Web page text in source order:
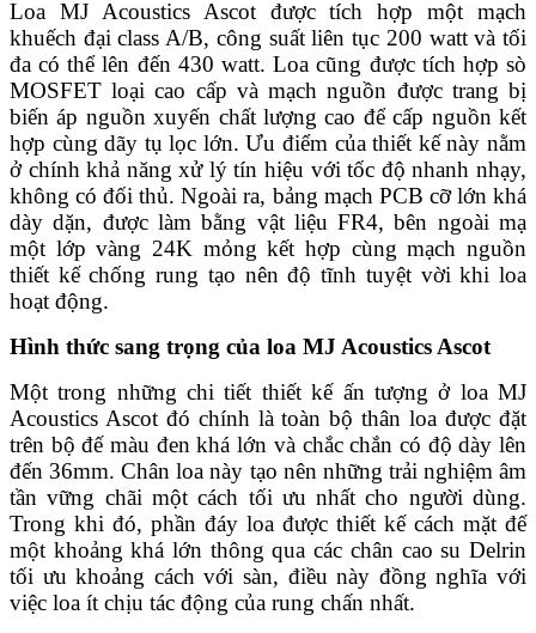
Loa MJ Acoustics Ascot được tích hợp một mạch
khuếch đại class A/B, công suất liên tục 200 watt và tối
đa có thể lên đến 430 watt. Loa cũng được tích hợp sò
MOSFET loại cao cấp và mạch nguồn được trang bị
biến áp nguồn xuyến chất lượng cao để cấp nguồn kết
hợp cùng dãy tụ lọc lớn. Ưu điểm của thiết kế này nằm
ở chính khả năng xử lý tín hiệu với tốc độ nhanh nhạy,
không có đối thủ. Ngoài ra, bảng mạch PCB cỡ lớn khá
dày dặn, được làm bằng vật liệu FR4, bên ngoài mạ
một lớp vàng 24K mỏng kết hợp cùng mạch nguồn
thiết kế chống rung tạo nên độ tĩnh tuyệt vời khi loa
hoạt động.
Hình thức sang trọng của loa MJ Acoustics Ascot
Một trong những chi tiết thiết kế ấn tượng ở loa MJ
Acoustics Ascot đó chính là toàn bộ thân loa được đặt
trên bộ đế màu đen khá lớn và chắc chắn có độ dày lên
đến 36mm. Chân loa này tạo nên những trải nghiệm âm
tần vững chãi một cách tối ưu nhất cho người dùng.
Trong khi đó, phần đáy loa được thiết kế cách mặt đế
một khoảng khá lớn thông qua các chân cao su Delrin
tối ưu khoảng cách với sàn, điều này đồng nghĩa với
việc loa ít chịu tác động của rung chấn nhất.